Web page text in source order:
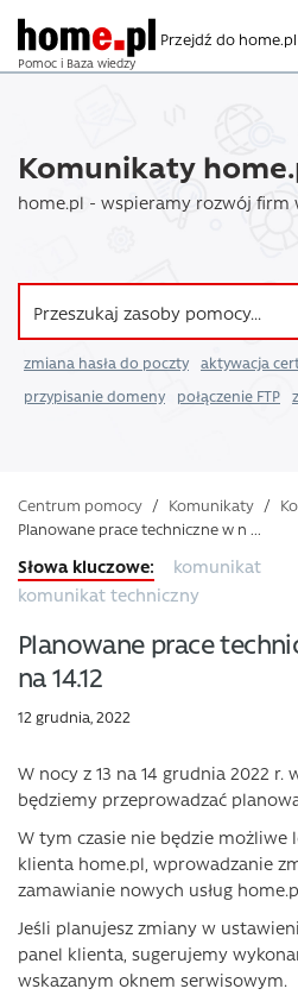
Pomoc i Baza wiedzy
Przejdź do home.pl
Komunikaty
home.pl - wspieramy rozwój firm
zmiana hasła do poczty
aktywacja
przypisanie domeny
połączenie FTP
Centrum pomocy / Komunikaty /
Planowane prace techniczne w n ...
komunikat
komunikat techniczny
Planowane prace
na 14.12
12 grudnia, 2022
W nocy z 13 na 14 grudnia 2022 r.
będziemy przeprowadzać
W tym czasie nie będzie możliwe
klienta home.pl, wprowadzanie
zamawianie nowych usług
Jeśli planujesz zmiany w
panel klienta, sugerujemy
wskazanym oknem serwisowym.